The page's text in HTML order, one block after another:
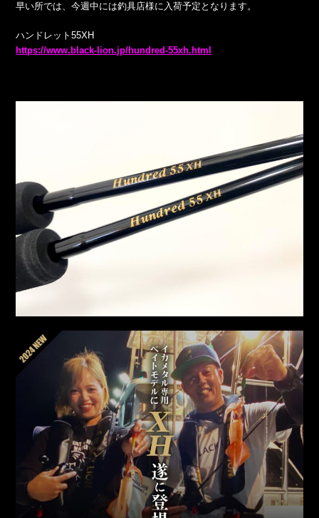
早い所では、今週中には釣具店様に入荷予定となります。
ハンドレット55XH
https://www.black-lion.jp/hundred-55xh.html